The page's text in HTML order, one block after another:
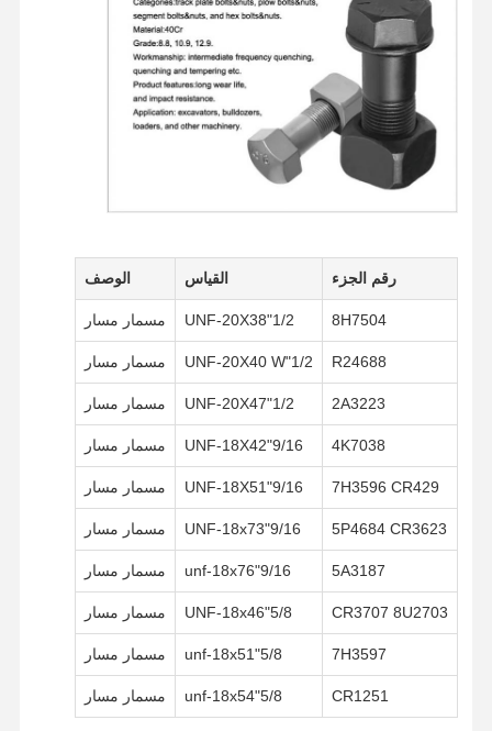
المسار بولت
المنجم
قطعة البراغي
محاور عجلة السكة
بصلة السن
مسدس حجب الأسنان
البراغي والصواميل
الترباس الحذاء المسار
رقم الجزء القياس الوصف
8H7504
1/2"UNF-20X38 مسمار مسار
R24688
1/2"UNF-20X40 W مسمار مسار
2A3223
1/2"UNF-20X47 مسمار مسار
4K7038
9/16"UNF-18X42 مسمار مسار
7H3596 CR429
9/16"UNF-18X51 مسمار مسار
5P4684 CR3623
9/16"UNF-18x73 مسمار مسار
5A3187
9/16"unf-18x76 مسمار مسار
CR3707 8U2703
5/8"UNF-18x46 مسمار مسار
7H3597
5/8"unf-18x51 مسمار مسار
CR1251
5/8"unf-18x54 مسمار مسار